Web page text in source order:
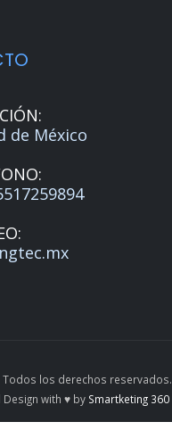
de México
Todos los derechos reservados.
with ♥️ by Smartketing 360